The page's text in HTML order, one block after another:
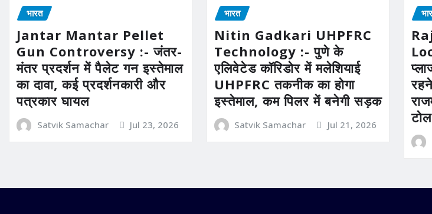
भारत
Jantar Mantar Pellet
Gun Controversy :- जंतर-
मंतर प्रदर्शन में पैलेट गन इस्तेमाल
का दावा, कई प्रदर्शनकारी और
पत्रकार घायल
Satvik Samachar Jul 23, 2026
भारत
Nitin Gadkari UHPFRC
Technology :- पुणे के
एलिवेटेड कॉरिडोर में मलेशियाई
UHPFRC तकनीक का होगा
इस्तेमाल, कम पिलर में बनेगी सड़क
Satvik Samachar Jul 21, 2026